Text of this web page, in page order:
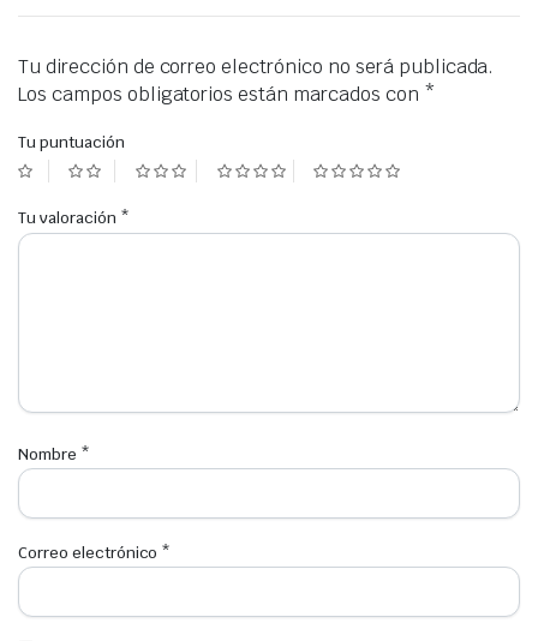
Tu dirección de correo electrónico no será publicada.
Los campos obligatorios están marcados con *
Tu puntuación
Tu valoración *
Nombre *
Correo electrónico *